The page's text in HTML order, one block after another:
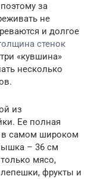
за
не
и долгое
стенок
«кувшина»
несколько
из
Ее полная
в самом широком
– 36 см
мясо,
фрукты и